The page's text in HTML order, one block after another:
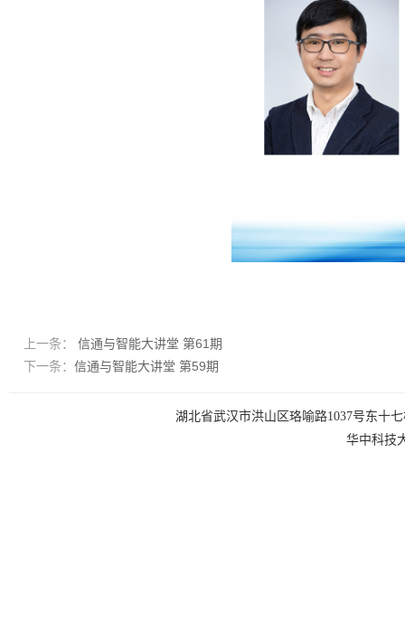
上一条：
信通与智能大讲堂 第61期
下一条： 信通与智能大讲堂 第59期
湖北省武汉市洪山区珞喻路1037号东十
华中科技